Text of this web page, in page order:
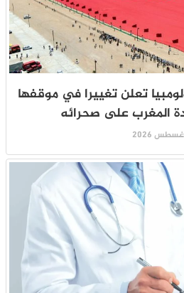
تعلن تغييرا في موقفها
المغرب على صحرائه